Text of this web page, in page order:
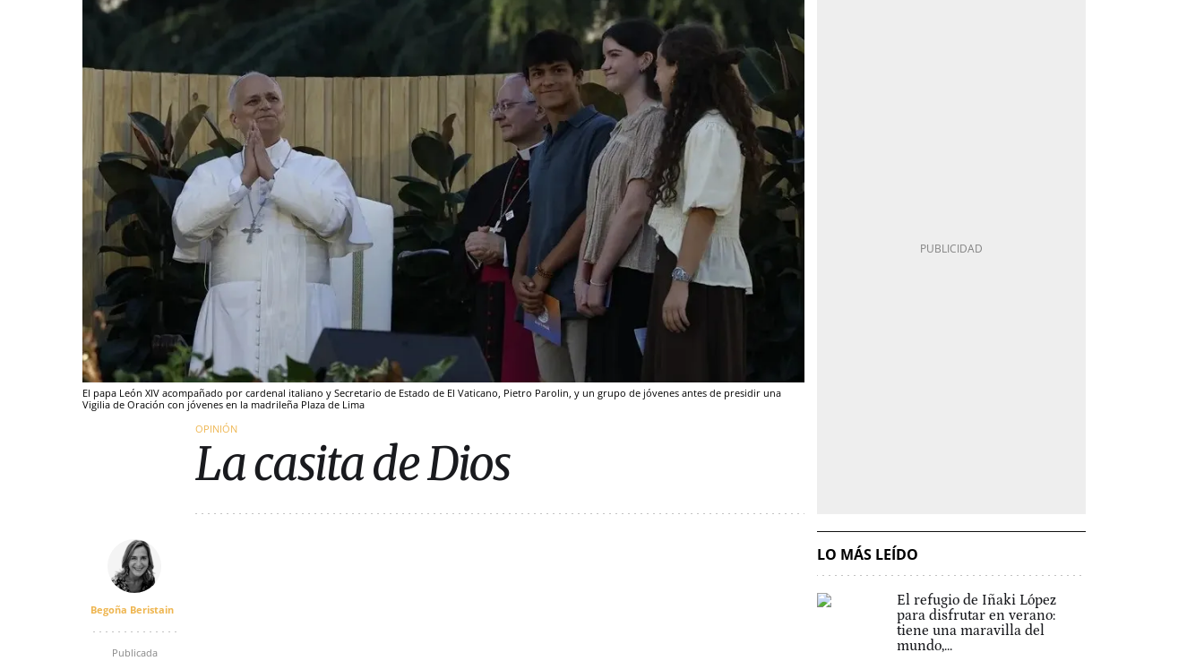
El papa León XIV acompañado por cardenal italiano y Secretario de Estado de El Vaticano, Pietro Parolin, y un grupo de jóvenes antes de presidir una
Vigilia de Oración con jóvenes en la madrileña Plaza de Lima
OPINIÓN
La casita de Dios
Begoña Beristain
Publicada
LO MÁS LEÍDO
El refugio de Iñaki López
para disfrutar en verano:
tiene una maravilla del
mundo,...